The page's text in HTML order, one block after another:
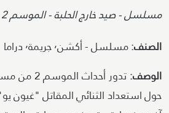
Attribution
مسلسل - صيد خارج الحلبة - الموسم 2 - بواسطة Netflix
الصنف:مسلسل - أكشن٬ جريمة٬ دراما
الوصف:
تدور أحداث
حول استعداد الثنائي المقاتل "غيون